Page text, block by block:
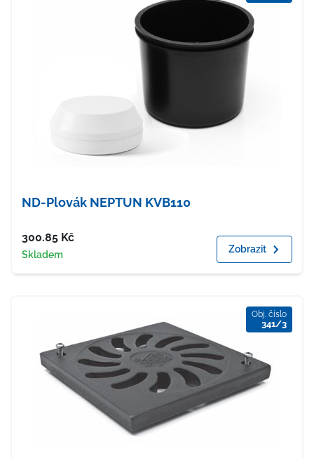
ND-Plovák NEPTUN KVB110
Cena
300.85 Kč
Dostupnost
Skladem Zobrazit
Obj. číslo
341/3